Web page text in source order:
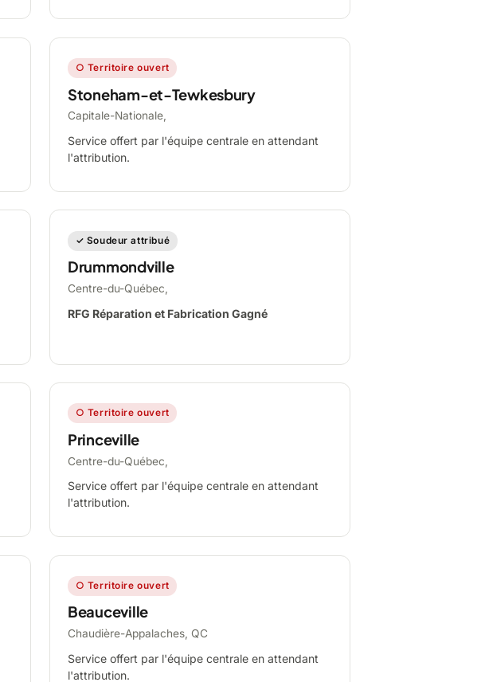
○ Territoire ouvert
Stoneham-et-Tewkesbury
Capitale-Nationale,
Service offert par l'équipe centrale en attendant
l'attribution.
✓ Soudeur attribué
Drummondville
Centre-du-Québec,
RFG Réparation et Fabrication Gagné
○ Territoire ouvert
Princeville
Centre-du-Québec,
Service offert par l'équipe centrale en attendant
l'attribution.
○ Territoire ouvert
Beauceville
Chaudière-Appalaches, QC
Service offert par l'équipe centrale en attendant
l'attribution.